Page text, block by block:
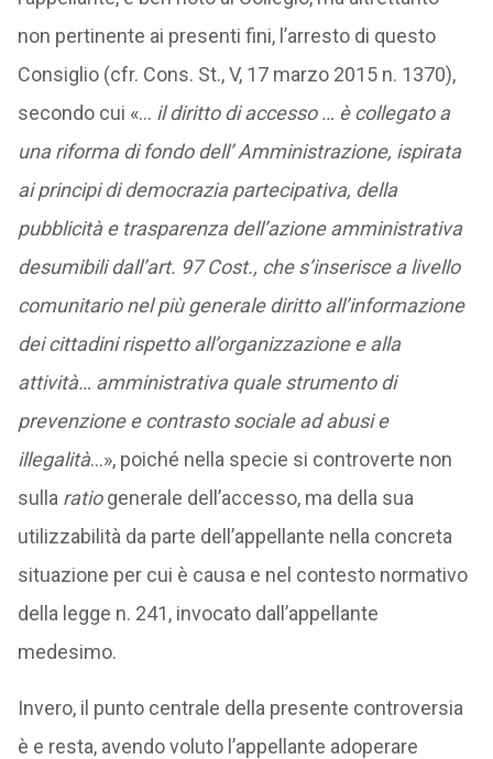
non pertinente ai presenti fini, l’arresto di questo
Consiglio (cfr. Cons. St., V, 17 marzo 2015 n. 1370),
secondo cui «… il diritto di accesso … è collegato a
una riforma di fondo dell’ Amministrazione, ispirata
ai principi di democrazia partecipativa, della
pubblicità e trasparenza dell’azione amministrativa
desumibili dall’art. 97 Cost., che s’inserisce a livello
comunitario nel più generale diritto all’informazione
dei cittadini rispetto all’organizzazione e alla
attività… amministrativa quale strumento di
prevenzione e contrasto sociale ad abusi e
illegalità…», poiché nella specie si controverte non
sulla ratiogenerale dell’accesso, ma della sua
utilizzabilità da parte dell’appellante nella concreta
situazione per cui è causa e nel contesto normativo
della legge n. 241, invocato dall’appellante
medesimo.
Invero, il punto centrale della presente controversia
è e resta, avendo voluto l’appellante adoperare